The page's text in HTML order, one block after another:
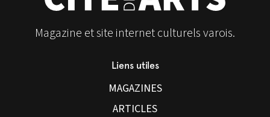
Magazine et site internet culturels varois.
Liens utiles
MAGAZINES
ARTICLES